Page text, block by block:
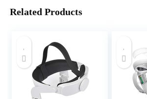
Related Products